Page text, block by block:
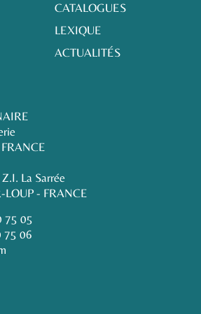
CATALOGUES
LEXIQUE
ACTUALITÉS
La Sarrée
- FRANCE
75 05
75 06